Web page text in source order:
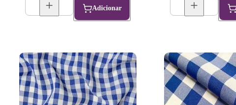
Adicionar